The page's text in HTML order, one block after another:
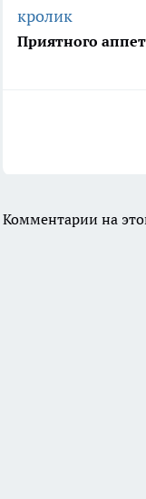
кролик
Приятного
Комментарии на